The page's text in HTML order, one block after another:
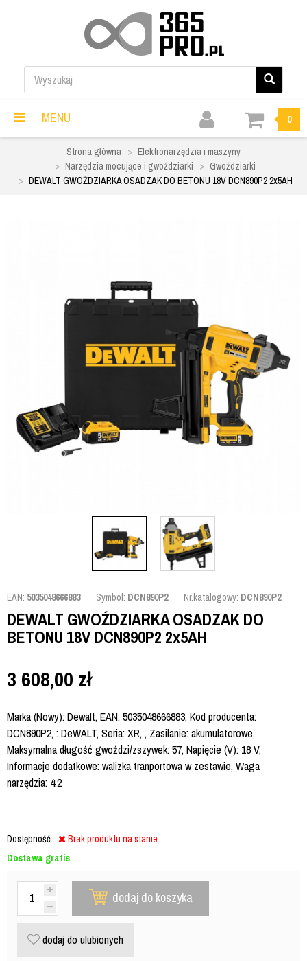
MENU 0
Strona główna
Elektronarzędzia i maszyny
Narzędzia mocujące i gwoździarki
Gwoździarki
DEWALT GWOŹDZIARKA OSADZAK DO BETONU 18V DCN890P2 2x5AH
EAN: 5035048666883 Symbol: DCN890P2 Nr.katalogowy: DCN890P2
DEWALT GWOŹDZIARKA OSADZAK DO
BETONU 18V DCN890P2 2x5AH
3 608,00 zł
Marka (Nowy): Dewalt, EAN: 5035048666883, Kod producenta:
DCN890P2, : DeWALT, Seria: XR, , Zasilanie: akumulatorowe,
Maksymalna długość gwoździ/zszywek: 57, Napięcie (V): 18 V,
Informacje dodatkowe: walizka tranportowa w zestawie, Waga
narzędzia: 4.2
Dostępność:
Brak produktu na stanie
Dostawa gratis
dodaj do koszyka
dodaj do ulubionych